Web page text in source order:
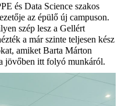
és Data Science szakos
az épülő új campuson.
szép lesz a Gellért
a már szinte teljesen kész
amiket Barta Márton
jövőben itt folyó munkáról.